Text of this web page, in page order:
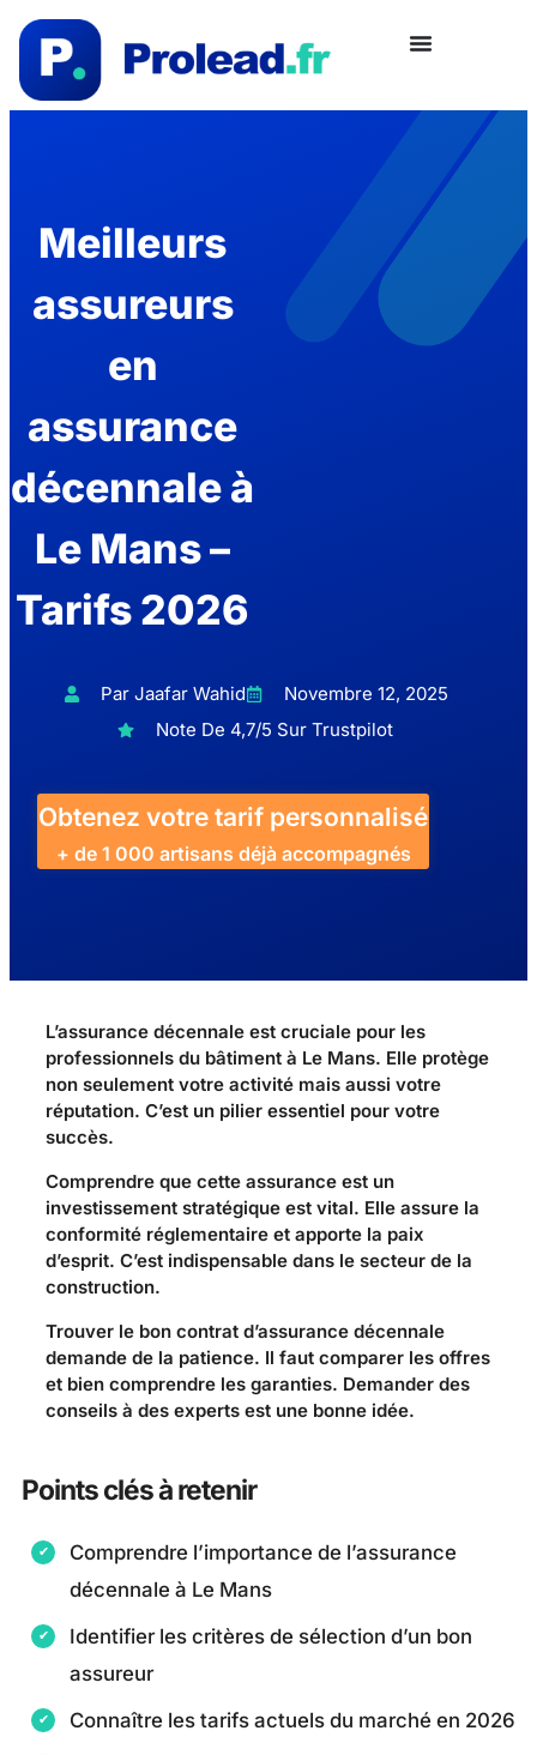
Meilleurs
assureurs
en
assurance
décennale à
Le Mans –
Tarifs 2026
Par Jaafar Wahid
Novembre 12, 2025
Note De 4,7/5 Sur Trustpilot
Obtenez votre tarif personnalisé
+ de 1 000 artisans déjà accompagnés
L’assurance décennale est cruciale pour les
professionnels du bâtiment à Le Mans. Elle protège
non seulement votre activité mais aussi votre
réputation. C’est un pilier essentiel pour votre
succès.
Comprendre que cette assurance est un
investissement stratégique est vital. Elle assure la
conformité réglementaire et apporte la paix
d’esprit. C’est indispensable dans le secteur de la
construction.
Trouver le bon contrat d’assurance décennale
demande de la patience. Il faut comparer les offres
et bien comprendre les garanties. Demander des
conseils à des experts est une bonne idée.
Points clés à retenir
Comprendre l’importance de l’assurance
décennale à Le Mans
Identifier les critères de sélection d’un bon
assureur
Connaître les tarifs actuels du marché en 2026